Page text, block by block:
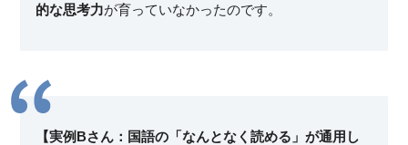
的な思考力が育っていなかったのです。
【実例Bさん：国語の「なんとなく読める」が通用し